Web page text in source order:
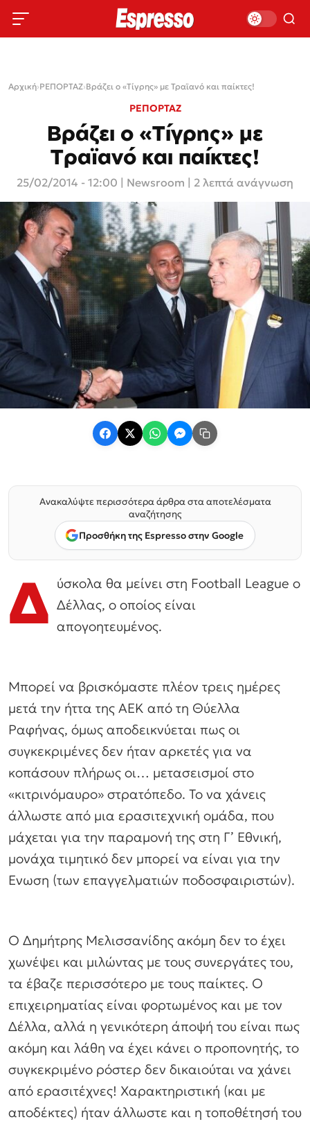
Αρχική›ΡΕΠΟΡΤΑΖ›Βράζει ο «Τίγρης» με Τραϊανό και παίκτες!
ΡΕΠΟΡΤΑΖ
Βράζει ο «Τίγρης» με
Τραϊανό και παίκτες!
25/02/2014 - 12:00 Newsroom | 2 λεπτά ανάγνωση
Ανακαλύψτε περισσότερα άρθρα στα αποτελέσματα
αναζήτησης
Προσθήκη της Espresso στην Google
Δ ύσκολα θα μείνει στη Football League ο
Δέλλας, ο οποίος είναι
απογοητευμένος.
Μπορεί να βρισκόμαστε πλέον τρεις ημέρες
μετά την ήττα της ΑΕΚ από τη Θύελλα
Ραφήνας, όμως αποδεικνύεται πως οι
συγκεκριμένες δεν ήταν αρκετές για να
κοπάσουν πλήρως οι… μετασεισμοί στο
«κιτρινόμαυρο» στρατόπεδο. Το να χάνεις
άλλωστε από μια ερασιτεχνική ομάδα, που
μάχεται για την παραμονή της στη Γ’ Εθνική,
μονάχα τιμητικό δεν μπορεί να είναι για την
Ενωση (των επαγγελματιών ποδοσφαιριστών).
Ο Δημήτρης Μελισσανίδης ακόμη δεν το έχει
χωνέψει και μιλώντας με τους συνεργάτες του,
τα έβαζε περισσότερο με τους παίκτες. Ο
επιχειρηματίας είναι φορτωμένος και με τον
Δέλλα, αλλά η γενικότερη άποψή του είναι πως
ακόμη και λάθη να έχει κάνει ο προπονητής, το
συγκεκριμένο ρόστερ δεν δικαιούται να χάνει
από ερασιτέχνες! Χαρακτηριστική (και με
αποδέκτες) ήταν άλλωστε και η τοποθέτησή του